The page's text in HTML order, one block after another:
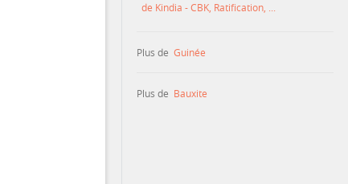
de Kindia - CBK, Ratification, ...
Plus de Guinée
Plus de Bauxite